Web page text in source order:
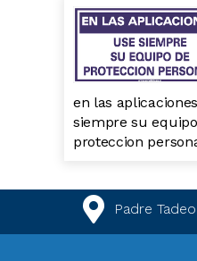
en las
siempre su
proteccion
Padre